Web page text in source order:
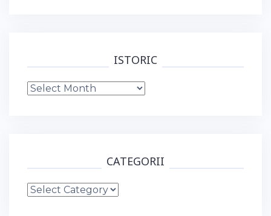
ISTORIC
Istoric
CATEGORII
Categorii